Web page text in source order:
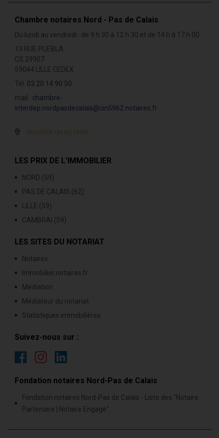
Chambre notaires Nord - Pas de Calais
Du lundi au vendredi : de 9 h 30 à 12 h 30 et de 14 h à 17 h 00
13 RUE PUEBLA
CS 29907
59044 LILLE CEDEX
Tél. 03 20 14 90 50
mail : chambre-
interdep.nordpasdecalais@cin5962.notaires.fr
TROUVER UN NOTAIRE
LES PRIX DE L'IMMOBILIER
NORD (59)
PAS DE CALAIS (62)
LILLE (59)
CAMBRAI (59)
LES SITES DU NOTARIAT
Notaires
Immobilier.notaires.fr
Médiation
Médiateur du notariat
Statistiques immobilières
Suivez-nous sur :
Fondation notaires Nord-Pas de Calais
Fondation notaires Nord-Pas de Calais - Liste des "Notaire
Partenaire | Notaire Engagé"